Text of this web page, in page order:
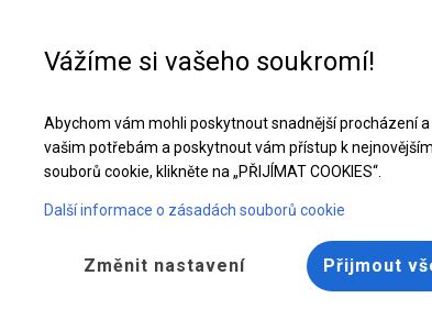
Celoroční průmyslová hala | 5x12 m
Vážíme si vašeho soukromí!
Abychom vám mohli poskytnout snadnější procházení
vašim potřebám a poskytnout vám přístup k
souborů cookie, klikněte na „PŘIJÍMAT COOKIES“.
Další informace o zásadách souborů cookie
Změnit nastavení Přijmout